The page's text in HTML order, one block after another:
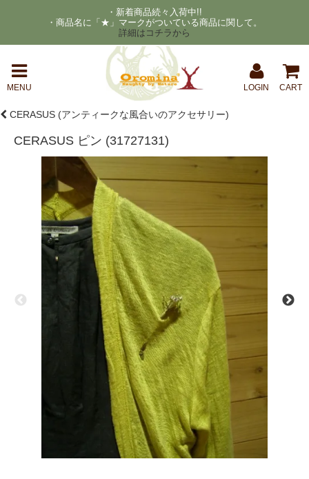
・新着商品続々入荷中!!
・商品名に「★」マークがついている商品に関して。
詳細はコチラから
MENU LOGIN CART
CERASUS (アンティークな風合いのアクセサリー)
CERASUS ピン (31727131)